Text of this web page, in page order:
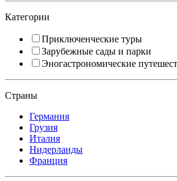
Категории
Приключенческие туры
Зарубежные сады и парки
Эногастрономические
Страны
Германия
Грузия
Италия
Нидерланды
Франция